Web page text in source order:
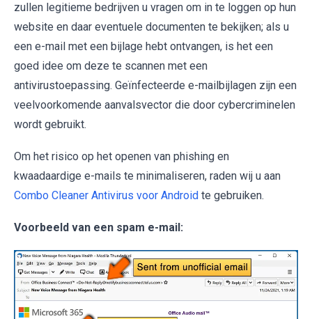
zullen legitieme bedrijven u vragen om in te loggen op hun
website en daar eventuele documenten te bekijken; als u
een e-mail met een bijlage hebt ontvangen, is het een
goed idee om deze te scannen met een
antivirustoepassing. Geïnfecteerde e-mailbijlagen zijn een
veelvoorkomende aanvalsvector die door cybercriminelen
wordt gebruikt.
Om het risico op het openen van phishing en
kwaadaardige e-mails te minimaliseren, raden wij u aan
Combo Cleaner Antivirus voor Android te gebruiken.
Voorbeeld van een spam e-mail: